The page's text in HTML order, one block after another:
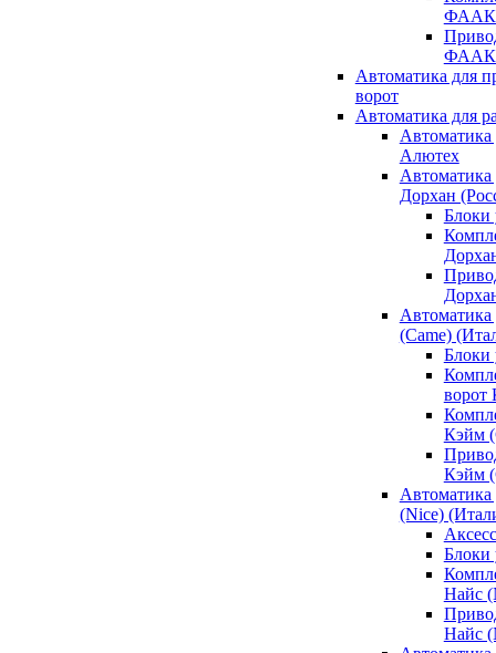
ФААК
ФААК
Автоматика для
ворот
Автоматика для
Алютех
Дорхан
Блоки
(Came)
Блоки
ворот
Кэйм
Кэйм
(Nice)
Блоки
Найс
Найс